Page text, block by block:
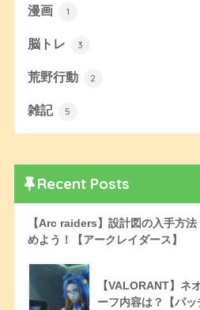
漫画 1
脳トレ 3
荒野行動 2
雑記 5
Recent Posts
【Arc raiders】設計図の入手方
めよう！【アークレイダース】
【VALORANT】ネ
ーフ内容は？【パッ